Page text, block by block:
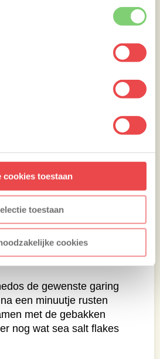
cookies toestaan
toestaan
cookies
de gewenste garing
een minuutje rusten
met de gebakken
nog wat sea salt flakes